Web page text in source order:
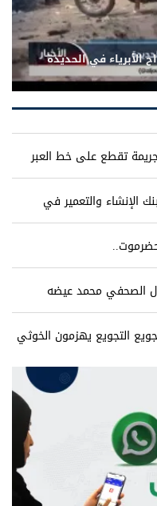
الأبرياء في الحديدة
تقطع على خط العبر
الإنشاء والتعمير في
الصحفي محمد عيضه
التجويع يهزمون الخوثي